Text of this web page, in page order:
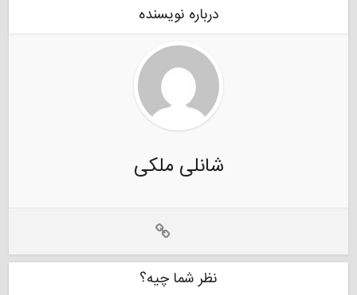
درباره نویسنده
شانلی ملکی
نظر شما چیه؟